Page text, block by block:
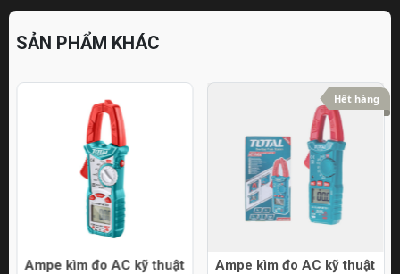
SẢN PHẨM KHÁC
Ampe kìm đo AC kỹ thuật
Hết hàng
Ampe kìm đo AC kỹ thuật